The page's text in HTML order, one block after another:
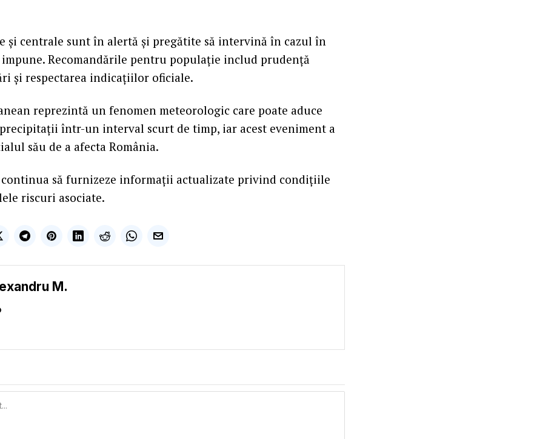
și centrale sunt în alertă și pregătite să intervină în cazul în
Recomandările pentru populație includ prudență
și respectarea indicațiilor oficiale.
reprezintă un fenomen meteorologic care poate aduce
într-un interval scurt de timp, iar acest eveniment a
său de a afecta România.
să furnizeze informații actualizate privind condițiile
riscuri asociate.
M.